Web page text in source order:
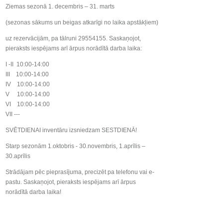
Ziemas sezonā 1. decembris – 31. marts
(sezonas sākums un beigas atkarīgi no laika apstākļiem)
uz rezervācijām, pa tālruni 29554155. Saskaņojot,
pieraksts iespējams arī ārpus norādītā darba laika:
I -II 10:00-14:00
III 10:00-14:00
IV 10:00-14:00
V 10:00-14:00
VI 10:00-14:00
VII ---
SVĒTDIENAI inventāru izsniedzam SESTDIENĀ!
Starp sezonām 1.oktobris - 30.novembris, 1.aprīlis –
30.aprīlis
Strādājam pēc pieprasījuma, precizēt pa telefonu vai e-
pastu. Saskaņojot, pieraksts iespējams arī ārpus
norādītā darba laika!